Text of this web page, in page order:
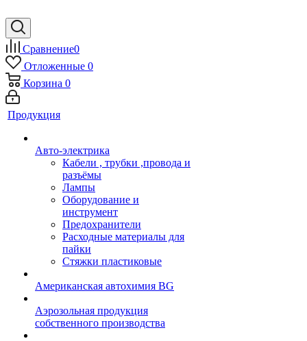
Сравнение0
Отложенные 0
Корзина 0
Продукция
Авто-электрика
Кабели , трубки ,провода и
разъёмы
Лампы
Оборудование и
инструмент
Предохранители
Расходные материалы для
пайки
Стяжки пластиковые
Американская автохимия BG
Аэрозольная продукция
собственного производства